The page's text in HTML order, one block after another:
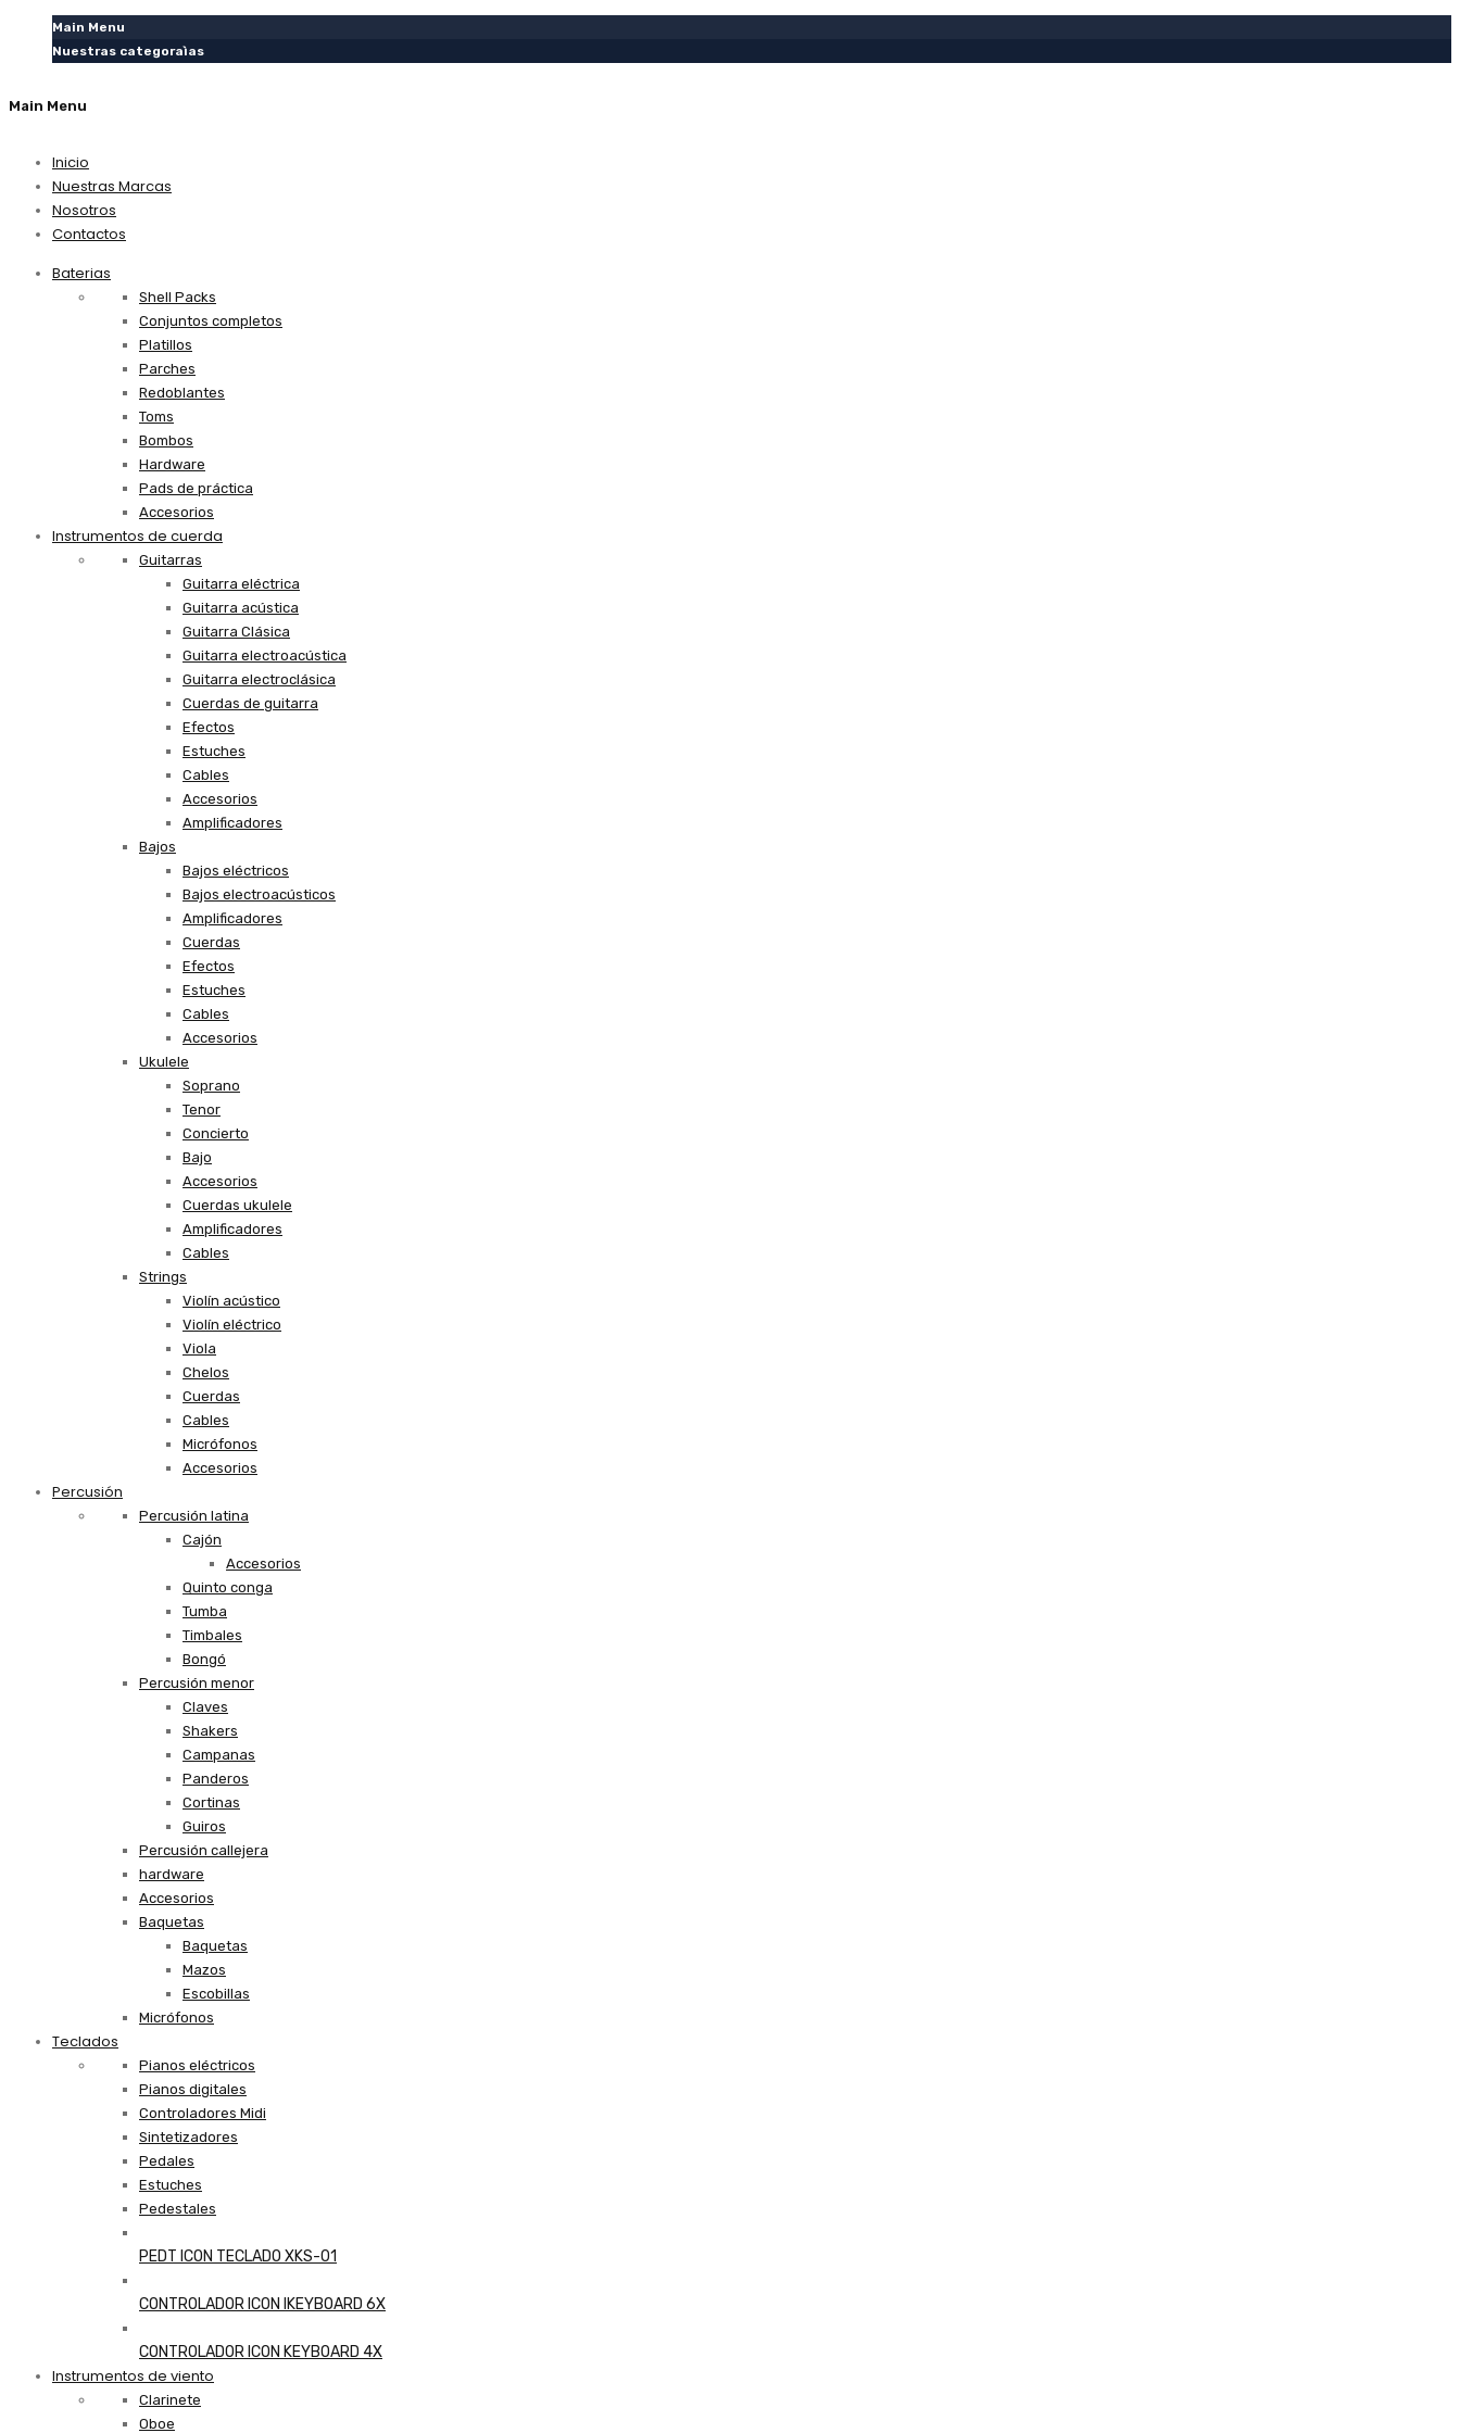
Main Menu
Nuestras categoraìas
Main Menu
Inicio
Nuestras Marcas
Nosotros
Contactos
Baterias
Shell Packs
Conjuntos completos
Platillos
Parches
Redoblantes
Toms
Bombos
Hardware
Pads de práctica
Accesorios
Instrumentos de cuerda
Guitarras
Guitarra eléctrica
Guitarra acústica
Guitarra Clásica
Guitarra electroacústica
Guitarra electroclásica
Cuerdas de guitarra
Efectos
Estuches
Cables
Accesorios
Amplificadores
Bajos
Bajos eléctricos
Bajos electroacústicos
Amplificadores
Cuerdas
Efectos
Estuches
Cables
Accesorios
Ukulele
Soprano
Tenor
Concierto
Bajo
Accesorios
Cuerdas ukulele
Amplificadores
Cables
Strings
Violín acústico
Violín eléctrico
Viola
Chelos
Cuerdas
Cables
Micrófonos
Accesorios
Percusión
Percusión latina
Cajón
Accesorios
Quinto conga
Tumba
Timbales
Bongó
Percusión menor
Claves
Shakers
Campanas
Panderos
Cortinas
Guiros
Percusión callejera
hardware
Accesorios
Baquetas
Baquetas
Mazos
Escobillas
Micrófonos
Teclados
Pianos eléctricos
Pianos digitales
Controladores Midi
Sintetizadores
Pedales
Estuches
Pedestales
PEDT ICON TECLADO XKS-01
CONTROLADOR ICON IKEYBOARD 6X
CONTROLADOR ICON KEYBOARD 4X
View more
Instrumentos de viento
Clarinete
Oboe